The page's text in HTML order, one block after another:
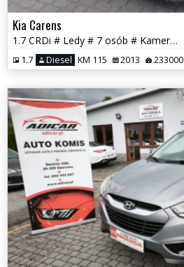
Kia Carens
1.7 CRDi # Ledy # 7 osób # Kamera # Navi # PDC # GWARANCJA !!!
1.7 Diesel KM 115 2013 233000